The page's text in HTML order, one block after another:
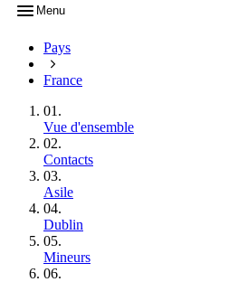
Menu
Pays
France
01.
Vue d'ensemble
02.
Contacts
03.
Asile
04.
Dublin
05.
Mineurs
06.